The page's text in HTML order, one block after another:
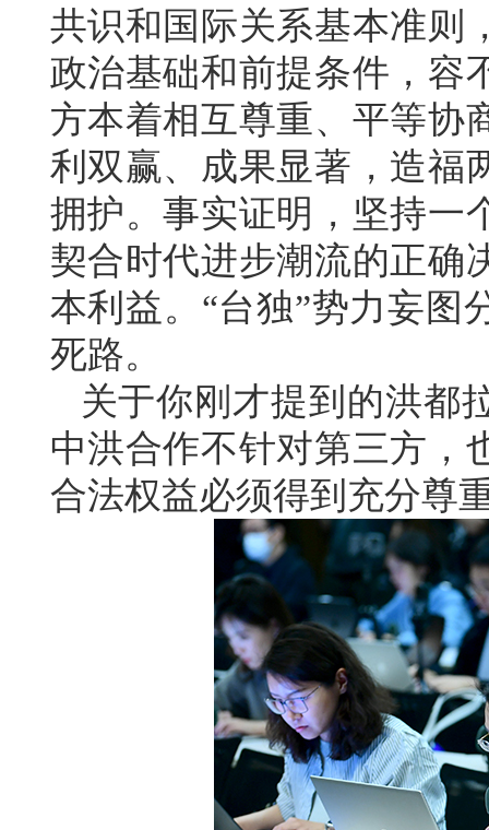
共识和国际关系基本准则
政治基础和前提条件，容
方本着相互尊重、平等协
利双赢、成果显著，造福
拥护。事实证明，坚持一
契合时代进步潮流的正确
本利益。“台独”势力妄图
死路。
关于你刚才提到的洪都
中洪合作不针对第三方，
合法权益必须得到充分尊